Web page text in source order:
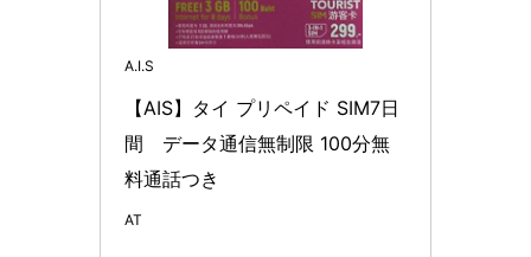
A.I.S
【AIS】タイ プリペイド SIM7日
間　データ通信無制限 100分無
料通話つき
AT